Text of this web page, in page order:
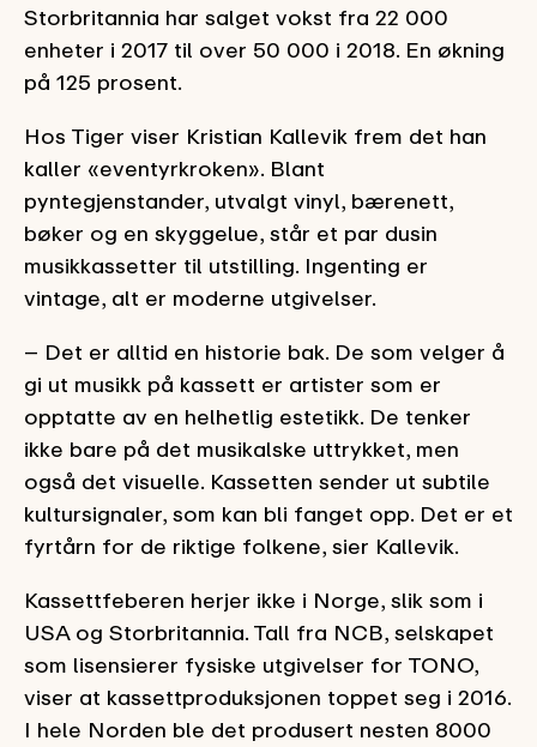
Storbritannia har salget vokst fra 22 000
enheter i 2017 til over 50 000 i 2018. En økning
på 125 prosent.
Hos Tiger viser Kristian Kallevik frem det han
kaller «eventyrkroken». Blant
pyntegjenstander, utvalgt vinyl, bærenett,
bøker og en skyggelue, står et par dusin
musikkassetter til utstilling. Ingenting er
vintage, alt er moderne utgivelser.
– Det er alltid en historie bak. De som velger å
gi ut musikk på kassett er artister som er
opptatte av en helhetlig estetikk. De tenker
ikke bare på det musikalske uttrykket, men
også det visuelle. Kassetten sender ut subtile
kultursignaler, som kan bli fanget opp. Det er et
fyrtårn for de riktige folkene, sier Kallevik.
Kassettfeberen herjer ikke i Norge, slik som i
USA og Storbritannia. Tall fra NCB, selskapet
som lisensierer fysiske utgivelser for TONO,
viser at kassettproduksjonen toppet seg i 2016.
I hele Norden ble det produsert nesten 8000